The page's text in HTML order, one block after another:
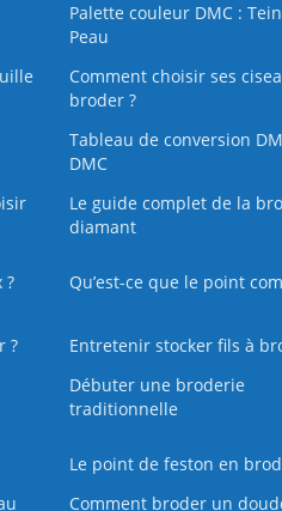
Palette couleur DMC :
Peau
Comment choisir ses
broder ?
Tableau de conversion
DMC
Le guide complet de la
diamant
?
Qu’est-ce que le point
?
Entretenir stocker fils à
Débuter une broderie
traditionnelle
Le point de feston en
Comment broder un